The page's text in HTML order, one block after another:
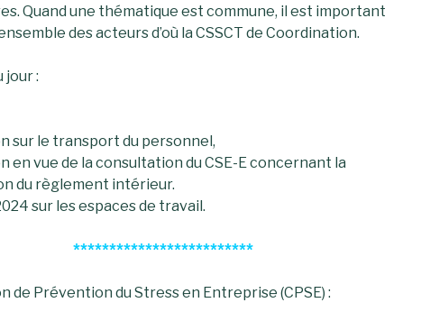
Quand une thématique est commune, il est important
des acteurs d’où la CSSCT de Coordination.
jour :
sur le transport du personnel,
en vue de la consultation du CSE-E concernant la
du règlement intérieur.
sur les espaces de travail.
*************************
de Prévention du Stress en Entreprise (CPSE) :